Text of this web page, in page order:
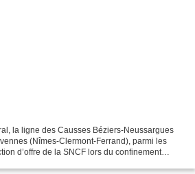
la ligne des Causses Béziers-Neussargues
(Nîmes-Clermont-Ferrand), parmi les
d’offre de la SNCF lors du confinement